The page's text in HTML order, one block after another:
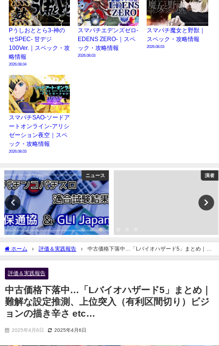
Pうしおととら3-神の
せSPEC- 甘デジ
100Ver.｜スペック・攻
略情報
2026.08.04
スマパチエデンズゼロ-
EDENS ZERO-｜スペ
ック・攻略情報
2026.08.03
スマパチ魔女と野獣｜
スペック・攻略情報
2026.08.03
スマパチSAO-ソードア
ートオンライン-アリシ
ゼーション夜空｜スペ
ック・攻略情報
2026.08.03
ニュース 演者
ホーム 評価＆実践報告
中古価格下落中…「Lバイオハザード5」まとめ｜難
解な設定推測、上位突入（有利区間切り）ビジョンの描き辛さ etc…
評価＆実践報告
中古価格下落中…「Lバイオハザード5」まとめ｜
難解な設定推測、上位突入（有利区間切り）ビジ
ョンの描き辛さ etc…
2025年4月6日 2025年4月6日